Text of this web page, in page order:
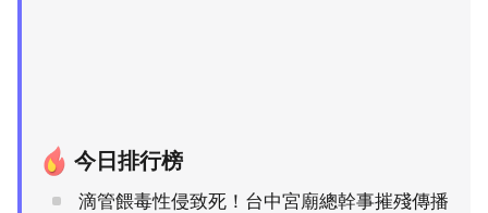
今日排行榜
滴管餵毒性侵致死！台中宮廟總幹事摧殘傳播